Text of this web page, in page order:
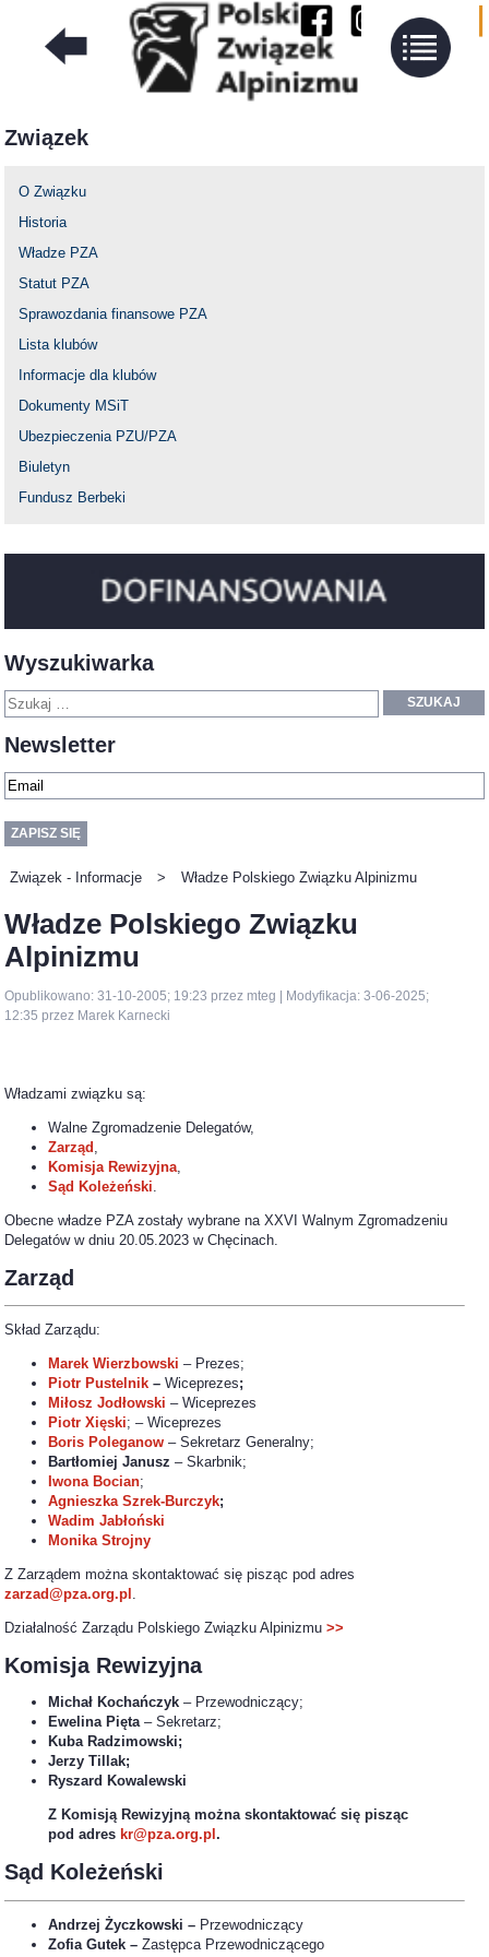
Związek
O Związku
Historia
Władze PZA
Statut PZA
Sprawozdania finansowe PZA
Lista klubów
Informacje dla klubów
Dokumenty MSiT
Ubezpieczenia PZU/PZA
Biuletyn
Fundusz Berbeki
Wyszukiwarka
SZUKAJ
Newsletter
Związek - Informacje > Władze Polskiego Związku Alpinizmu
Władze Polskiego Związku
Alpinizmu
Opublikowano: 31-10-2005; 19:23 przez mteg | Modyfikacja: 3-06-2025;
12:35 przez Marek Karnecki
Władzami związku są:
Walne Zgromadzenie Delegatów,
Zarząd
Komisja Rewizyjna
Sąd Koleżeński
Obecne władze PZA zostały wybrane na XXVI Walnym Zgromadzeniu
Delegatów w dniu 20.05.2023 w Chęcinach.
Zarząd
Skład Zarządu:
Marek Wierzbowski – Prezes;
Piotr Pustelnik – Wiceprezes;
Miłosz Jodłowski – Wiceprezes
Piotr Xięski; – Wiceprezes
Boris Poleganow – Sekretarz Generalny;
Bartłomiej Janusz– Skarbnik;
Iwona Bocian;
Agnieszka Szrek-Burczyk;
Wadim Jabłoński
Monika Strojny
Z Zarządem można skontaktować się pisząc pod adres
zarzad@pza.org.pl
Działalność Zarządu Polskiego Związku Alpinizmu>>
Komisja Rewizyjna
Michał Kochańczyk – Przewodniczący;
Ewelina Pięta– Sekretarz;
Kuba Radzimowski;
Jerzy Tillak;
Ryszard Kowalewski
Z Komisją Rewizyjną można skontaktować się pisząc
pod adres kr@pza.org.pl.
Sąd Koleżeński
Andrzej Życzkowski – Przewodniczący
Zofia Gutek –Zastępca Przewodniczącego